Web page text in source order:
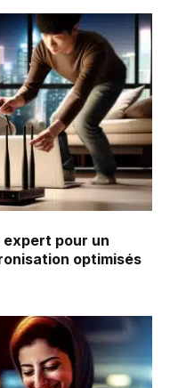
expert pour un
optimisés